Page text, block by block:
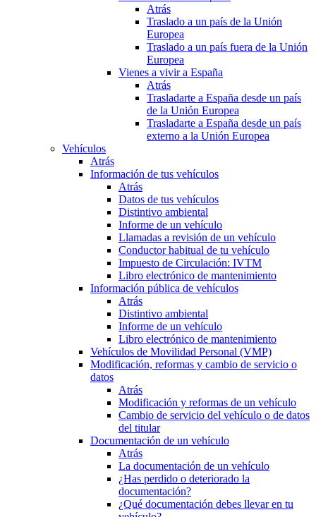
Atrás
Traslado a un país de la Unión
Europea
Traslado a un país fuera de la Unión
Europea
Vienes a vivir a España
Atrás
Trasladarte a España desde un país
de la Unión Europea
Trasladarte a España desde un país
externo a la Unión Europea
Vehículos
Atrás
Información de tus vehículos
Atrás
Datos de tus vehículos
Distintivo ambiental
Informe de un vehículo
Llamadas a revisión de un vehículo
Conductor habitual de tu vehículo
Impuesto de Circulación: IVTM
Libro electrónico de mantenimiento
Información pública de vehículos
Atrás
Distintivo ambiental
Informe de un vehículo
Libro electrónico de mantenimiento
Vehículos de Movilidad Personal (VMP)
Modificación, reformas y cambio de servicio o
datos
Atrás
Modificación y reformas de un vehículo
Cambio de servicio del vehículo o de datos
del titular
Documentación de un vehículo
Atrás
La documentación de un vehículo
¿Has perdido o deteriorado la
documentación?
¿Qué documentación debes llevar en tu